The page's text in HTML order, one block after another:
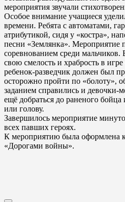
мероприятия звучали
Особое внимание учащиеся
времени. Ребята с автоматами,
атрибутикой, сидя у «костра»,
песни «Землянка». Мероприятие
соревнованием среди мальчиков.
свою смелость и храбрость в
ребенок-разведчик должен был
осторожно пройти по «болоту»,
заданием справились и
ещё добраться до раненого бойца
или голову.
Завершилось мероприятие
всех павших героях.
К мероприятию была оформлена
«Дорогами войны».